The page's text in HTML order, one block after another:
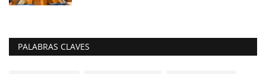
PALABRAS CLAVES